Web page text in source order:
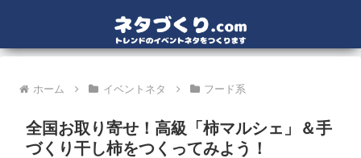
ホーム イベントネタ フード系
全国お取り寄せ！高級「柿マルシェ」＆手
づくり干し柿をつくってみよう！